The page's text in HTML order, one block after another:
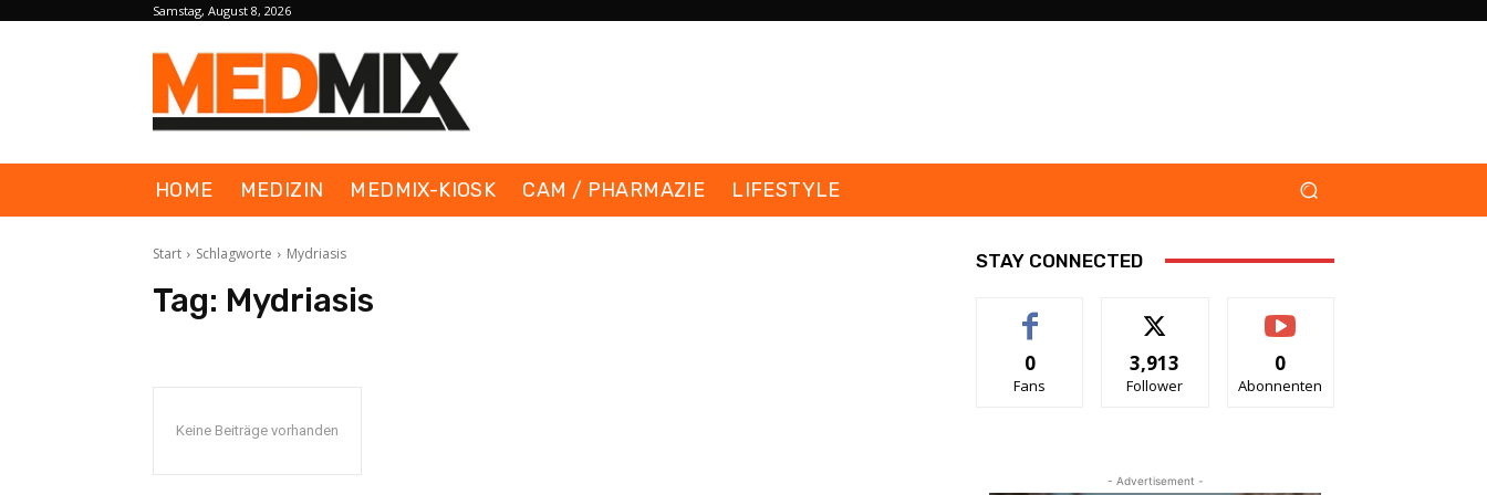
Samstag, August 8, 2026
HOME MEDIZIN MEDMIX-KIOSK CAM / PHARMAZIE LIFESTYLE
Start Schlagworte Mydriasis
Tag: Mydriasis
Keine Beiträge vorhanden
STAY CONNECTED
0
Fans
3,913
Follower
0
Abonnenten
- Advertisement -